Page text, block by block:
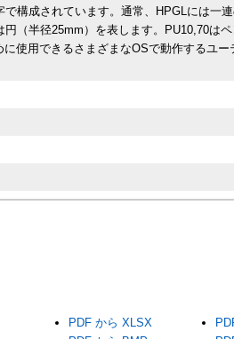
構成されています。通常、HPGLには一
（半径25mm）を表します。PU10,70は
使用できるさまざまなOSで動作するユ
PDF から XLSX